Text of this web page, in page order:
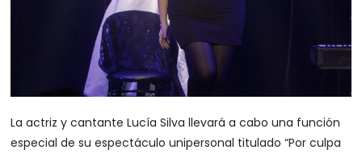
La actriz y cantante Lucía Silva llevará a cabo una función
especial de su espectáculo unipersonal titulado “Por culpa